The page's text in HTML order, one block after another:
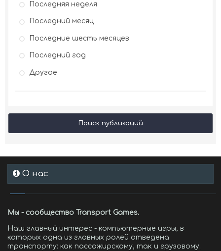
Последняя неделя
Последний месяц
Последние шесть месяцев
Последний год
Другое
Поиск публикаций
О нас
Мы - сообщество Transport Games.
Наш главный интерес - компьютерные игры, в
которых одна из главных ролей отведена
транспорту: как пассажирскому, так и грузовому.